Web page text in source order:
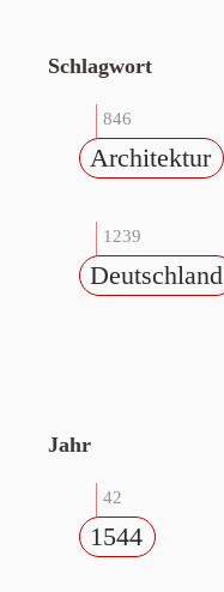
Schlagwort
846
Architektur
1239
Deutschland
Jahr
42
1544